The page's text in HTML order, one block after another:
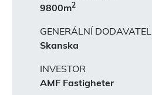
9800m2
GENERÁLNÍ DODAVATEL
Skanska
INVESTOR
AMF Fastigheter